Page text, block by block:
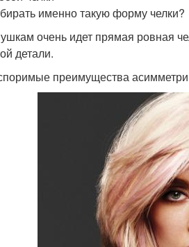
именно такую форму челки?
очень идет прямая ровная
детали.
преимущества